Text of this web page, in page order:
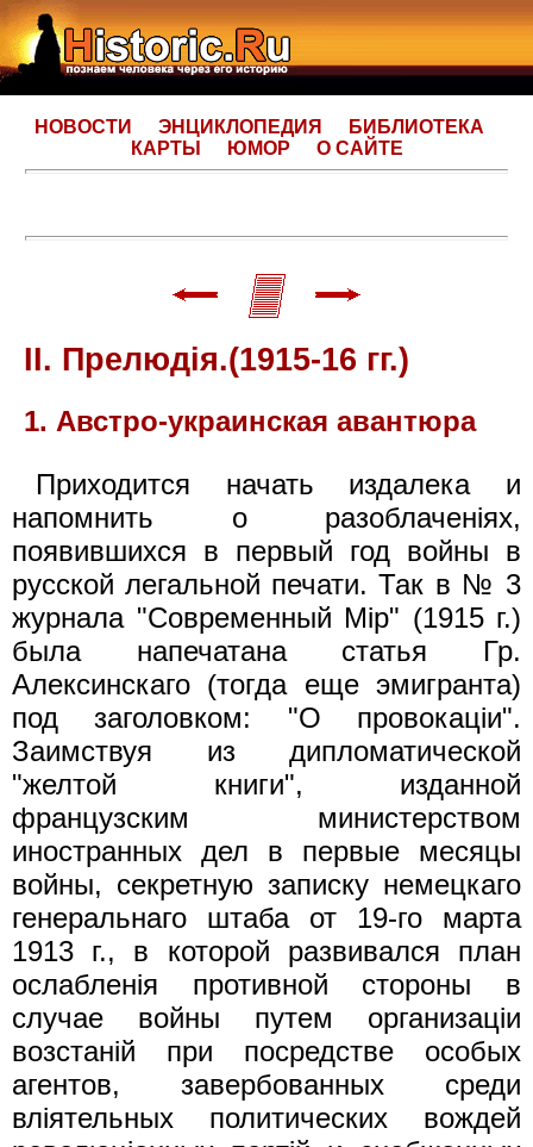
НОВОСТИ ЭНЦИКЛОПЕДИЯ
БИБЛИОТЕКА
КАРТЫ
ЮМОР О САЙТЕ
II. Прелюдiя.(1915-16 гг.)
1. Австро-украинская авантюра
Приходится начать издалека и
напомнить о разоблаченiях,
появившихся в первый год войны в
русской легальной печати. Так в № 3
журнала "Современный Mip" (1915 г.)
была напечатана статья Гр.
Алексинскаго (тогда еще эмигранта)
под заголовком: "О провокацiи".
Заимствуя из дипломатической
"желтой книги", изданной
французским министерством
иностранных дел в первые месяцы
войны, секретную записку немецкаго
генеральнаго штаба от 19-го марта
1913 г., в которой развивался план
ослабленiя противной стороны в
случае войны путем организацiи
возстанiй при посредстве особых
агентов, завербованных среди
влiятельных политических вождей